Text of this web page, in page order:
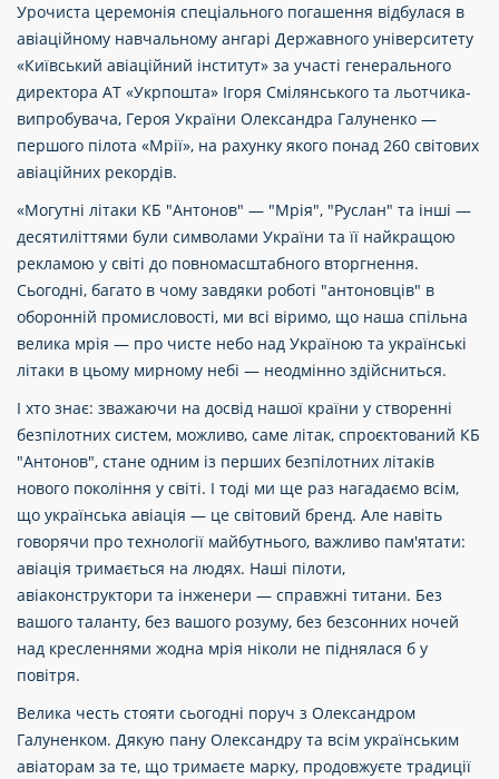
Урочиста церемонія спеціального погашення відбулася в
авіаційному навчальному ангарі Державного університету
«Київський авіаційний інститут» за участі генерального
директора АТ «Укрпошта» Ігоря Смілянського та льотчика-
випробувача, Героя України Олександра Галуненко —
першого пілота «Мрії», на рахунку якого понад 260 світових
авіаційних рекордів.
«Могутні літаки КБ "Антонов" — "Мрія", "Руслан" та інші —
десятиліттями були символами України та її найкращою
рекламою у світі до повномасштабного вторгнення.
Сьогодні, багато в чому завдяки роботі "антоновців" в
оборонній промисловості, ми всі віримо, що наша спільна
велика мрія — про чисте небо над Україною та українські
літаки в цьому мирному небі — неодмінно здійсниться.
І хто знає: зважаючи на досвід нашої країни у створенні
безпілотних систем, можливо, саме літак, спроєктований КБ
"Антонов", стане одним із перших безпілотних літаків
нового покоління у світі. І тоді ми ще раз нагадаємо всім,
що українська авіація — це світовий бренд. Але навіть
говорячи про технології майбутнього, важливо пам'ятати:
авіація тримається на людях. Наші пілоти,
авіаконструктори та інженери — справжні титани. Без
вашого таланту, без вашого розуму, без безсонних ночей
над кресленнями жодна мрія ніколи не піднялася б у
повітря.
Велика честь стояти сьогодні поруч з Олександром
Галуненком. Дякую пану Олександру та всім українським
авіаторам за те, що тримаєте марку, продовжуєте традиції